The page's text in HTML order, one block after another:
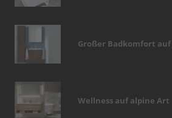
Großer Badkomfort
Wellness auf alpine Art